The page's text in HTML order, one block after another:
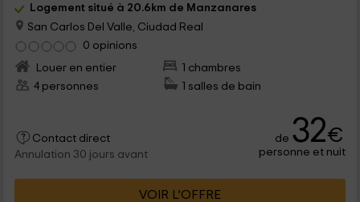
Logement situé à 20.6km de Manzanares
San Carlos Del Valle, Ciudad Real
0 opinions
Louer en entier
1 chambres
4 personnes
1 salles de bain
Contact direct
Annulation 30 jours avant
de 32€
personne et nuit
VOIR L’OFFRE